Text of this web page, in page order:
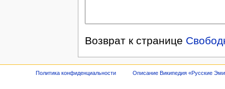
Возврат к странице
Политика конфиденциальности Описание Википедия «Русские